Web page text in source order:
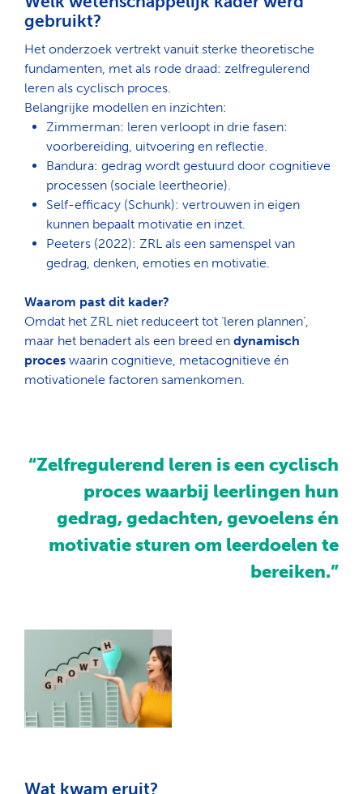
gebruikt?
Het onderzoek vertrekt vanuit sterke theoretische
fundamenten, met als rode draad:zelfregulerend
leren als cyclisch proces
Belangrijke modellen en inzichten:
Zimmerman: leren verloopt in drie fasen:
voorbereiding, uitvoering en reflectie
Bandura: gedrag wordt gestuurd door cognitieve
processen (sociale leertheorie).
Self-efficacy (Schunk): vertrouwen in eigen
kunnen bepaalt motivatie en inzet.
Peeters (2022): ZRL als een samenspel van
gedrag, denken, emoties en motivatie.
Waarom past dit kader?
Omdat het ZRL niet reduceert tot ‘leren plannen’,
maar het benadert als een breed endynamisch
proces waarin cognitieve, metacognitieve én
motivationele factoren samenkomen.
“Zelfregulerend leren is een cyclisch
proces waarbij leerlingen hun
gedrag, gedachten, gevoelens én
motivatie sturen om leerdoelen te
bereiken.”
Wat kwam eruit?